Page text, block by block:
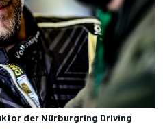
der Nürburgring Driving